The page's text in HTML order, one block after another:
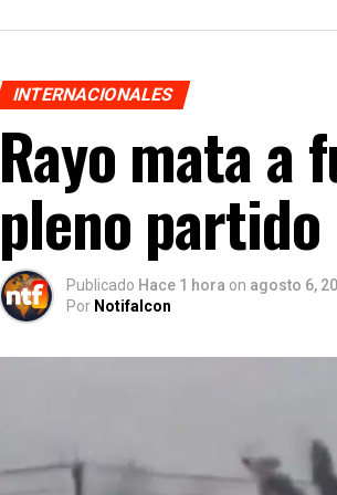
INTERNACIONALES
Rayo mata a
pleno partido
Publicado Hace 1 hora on agosto 6,
Por Notifalcon